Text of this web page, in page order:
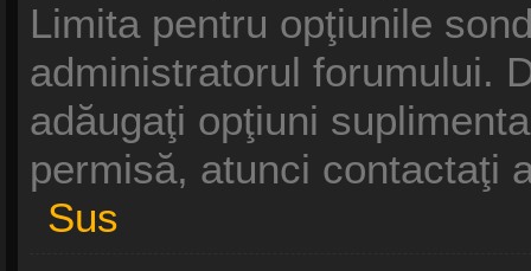
Limita pentru opţiunile
administratorul forumului.
adăugaţi opţiuni
permisă, atunci contactaţi
Sus